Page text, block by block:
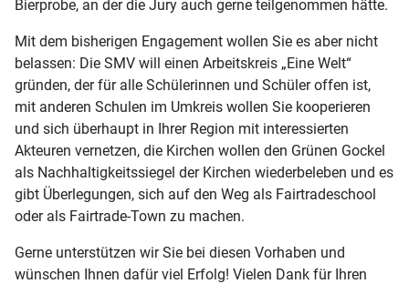
Bierprobe, an der die Jury auch gerne teilgenommen hätte.
Mit dem bisherigen Engagement wollen Sie es aber nicht
belassen: Die SMV will einen Arbeitskreis „Eine Welt“
gründen, der für alle Schülerinnen und Schüler offen ist,
mit anderen Schulen im Umkreis wollen Sie kooperieren
und sich überhaupt in Ihrer Region mit interessierten
Akteuren vernetzen, die Kirchen wollen den Grünen Gockel
als Nachhaltigkeitssiegel der Kirchen wiederbeleben und es
gibt Überlegungen, sich auf den Weg als Fairtradeschool
oder als Fairtrade-Town zu machen.
Gerne unterstützen wir Sie bei diesen Vorhaben und
wünschen Ihnen dafür viel Erfolg! Vielen Dank für Ihren